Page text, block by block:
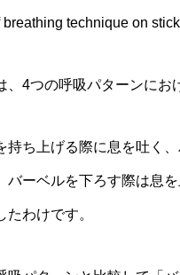
breathing technique on
、4つの呼吸パターンにお
持ち上げる際に息を吐く
バーベルを下ろす際は息
たわけです。